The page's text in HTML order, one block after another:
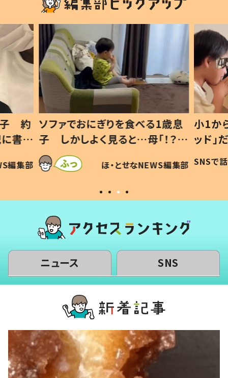
子 約
書い
編集部
ソファでおにぎりを食べる1歳息
子 しかしよく見ると…母「！？」
すべてを察した母の投稿に「可愛
いから許す！」「現行犯〜」
ほ・とせなNEWS編集部
小1か
ッド
作り
#令和
SNSで
ニュース SNS